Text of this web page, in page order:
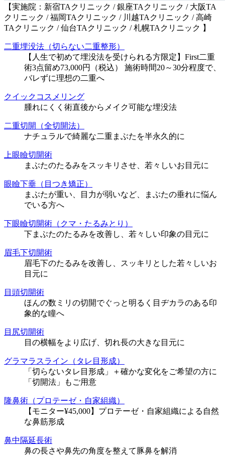
【実施院：新宿TAクリニック / 銀座TAクリニック / 大阪TA
クリニック / 福岡TAクリニック / 川越TAクリニック / 高崎
TAクリニック / 仙台TAクリニック / 札幌TAクリニック 】
二重埋没法（切らない二重整形）
【人生で初めて埋没法を受けられる方限定】First二重
術3点留め73,000円（税込） 施術時間20～30分程度で、
バレずに理想の二重へ
クイックコスメリング
腫れにくく術直後からメイク可能な埋没法
二重切開（全切開法）
ナチュラルで綺麗な二重まぶたを半永久的に
上眼瞼切開術
まぶたのたるみをスッキリさせ、若々しいお目元に
眼瞼下垂（目つき矯正）
まぶたが重い、目力が弱いなど、まぶたの垂れに悩ん
でいる方へ
下眼瞼切開術（クマ・たるみとり）
下まぶたのたるみを改善し、若々しい印象の目元に
眉毛下切開術
眉毛下のたるみを改善し、スッキリとした若々しいお
目元に
目頭切開術
ほんの数ミリの切開でぐっと明るく目ヂカラのある印
象的な瞳へ
目尻切開術
目の横幅をより広げ、切れ長の大きな目元に
グラマラスライン（タレ目形成）
「切らないタレ目形成」＋確かな変化をご希望の方に
「切開法」もご用意
隆鼻術（プロテーゼ・自家組織）
【モニター¥45,000】プロテーゼ・自家組織による自然
な鼻筋形成
鼻中隔延長術
鼻の長さや鼻先の角度を整えて豚鼻を解消